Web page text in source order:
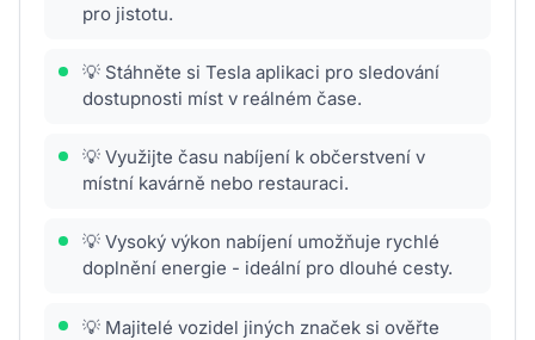
pro jistotu.
💡 Stáhněte si Tesla aplikaci pro sledování
dostupnosti míst v reálném čase.
💡 Využijte času nabíjení k občerstvení v
místní kavárně nebo restauraci.
💡 Vysoký výkon nabíjení umožňuje rychlé
doplnění energie - ideální pro dlouhé cesty.
💡 Majitelé vozidel jiných značek si ověřte